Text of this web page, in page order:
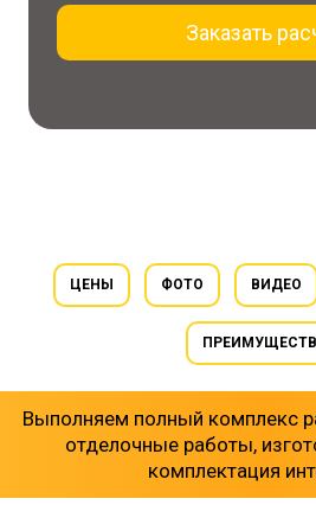
Заказать
ЦЕНЫ ФОТО ВИДЕО
Выполняем полный комплекс
отделочные работы,
комплектация